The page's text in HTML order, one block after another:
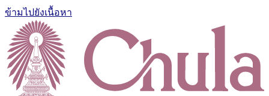
ข้ามไปยังเนื้อหา